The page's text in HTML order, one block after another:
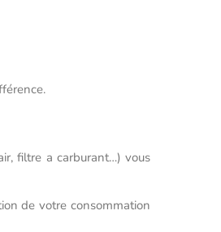
filtre a carburant…) vous
de votre consommation